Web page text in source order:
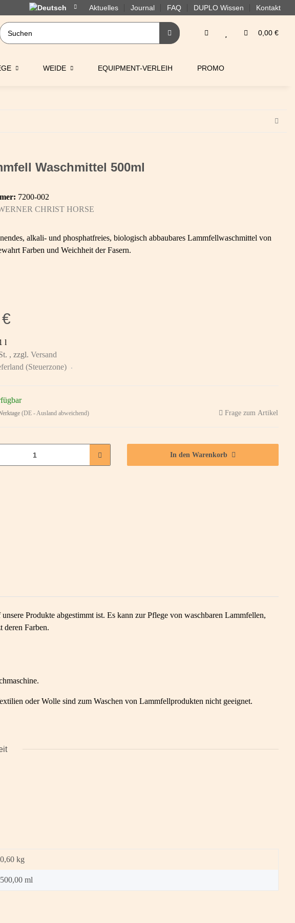
Aktuelles Journal FAQ DUPLO Wissen Kontakt
0,00 €
WEIDE EQUIPMENT-VERLEIH PROMO
Waschmittel 500ml
7200-002
CHRIST HORSE
alkali- und phosphatfreies, biologisch abbaubares Lammfellwaschmittel von
Farben und Weichheit der Fasern.
l
, zzgl. Versand
(Steuerzone)
(DE - Ausland abweichend) Frage zum Artikel
In den Warenkorb
Produkte abgestimmt ist. Es kann zur Pflege von waschbaren Lammfellen,
deren Farben.
oder Wolle sind zum Waschen von Lammfellprodukten nicht geeignet.
0,60 kg
500,00 ml